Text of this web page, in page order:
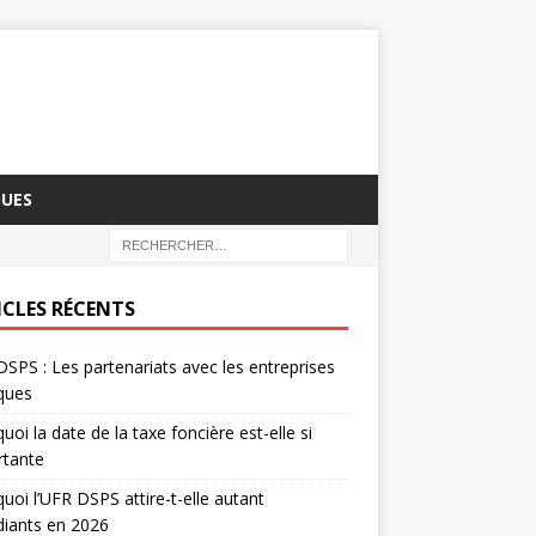
RÉCENTS
: Les partenariats avec les entreprises
la date de la taxe foncière est-elle si
l’UFR DSPS attire-t-elle autant
en 2026